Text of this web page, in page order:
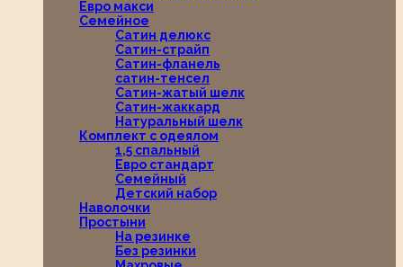
Евро макси
Семейное
Сатин делюкс
Сатин-страйп
Сатин-фланель
сатин-тенсел
Сатин-жатый шелк
Сатин-жаккард
Натуральный шелк
Комплект с одеялом
1,5 спальный
Евро стандарт
Семейный
Детский набор
Наволочки
Простыни
На резинке
Без резинки